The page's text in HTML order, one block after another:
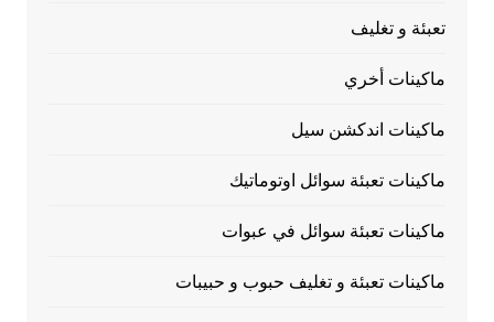
تعبئة و تغليف
ماكينات أخري
ماكينات اندكشن سيل
ماكينات تعبئة سوائل اوتوماتيك
ماكينات تعبئة سوائل في عبوات
ماكينات تعبئة و تغليف حبوب و حبيبات